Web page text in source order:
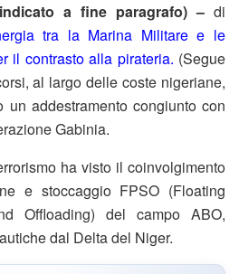
a fine paragrafo) – di
tra la Marina Militare e le
il contrasto alla pirateria. (Segue
al largo delle coste nigeriane,
un addestramento congiunto con
Gabinia.
ha visto il coinvolgimento
e stoccaggio FPSO (Floating
Offloading) del campo ABO,
dal Delta del Niger.